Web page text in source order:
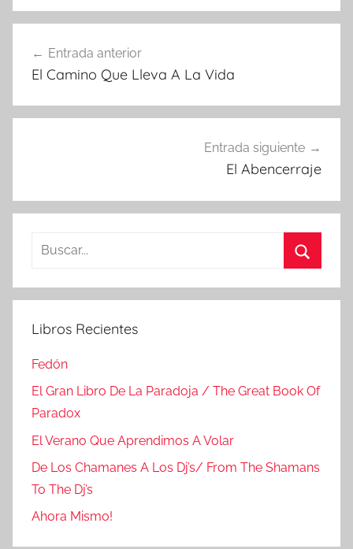
de
Entrada anterior
El Camino Que Lleva A La Vida
Entrada siguiente
El Abencerraje
Buscar:
Libros Recientes
Fedón
El Gran Libro De La Paradoja / The Great Book Of
Paradox
El Verano Que Aprendimos A Volar
De Los Chamanes A Los Dj’s/ From The Shamans
To The Dj’s
Ahora Mismo!